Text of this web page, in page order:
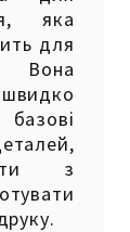
яка
для
Вона
з